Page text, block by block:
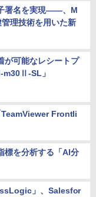
署名を実現――、M
理技術を用いた新
が可能なレシートプ
m30Ⅱ-SL」
TeamViewer Frontli
標を分析する「AI分
」、Salesfor